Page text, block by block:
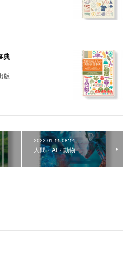
典
版
2022.01.11 08:14
人間・AI・動物